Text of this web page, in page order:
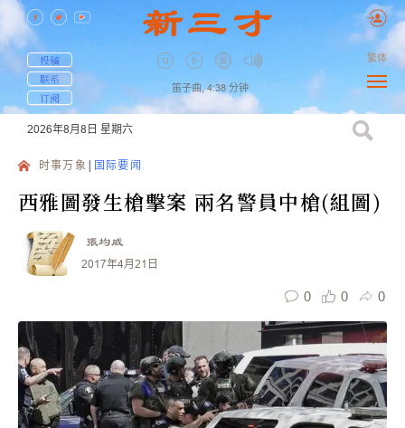
投稿
联系
订阅
笛子曲, 4:38 分钟
繁体
2026年8月8日 星期六
时事万象 国际要闻
西雅圖發生槍擊案 兩名警員中槍(組圖)
張均威
2017年4月21日
0 0 0